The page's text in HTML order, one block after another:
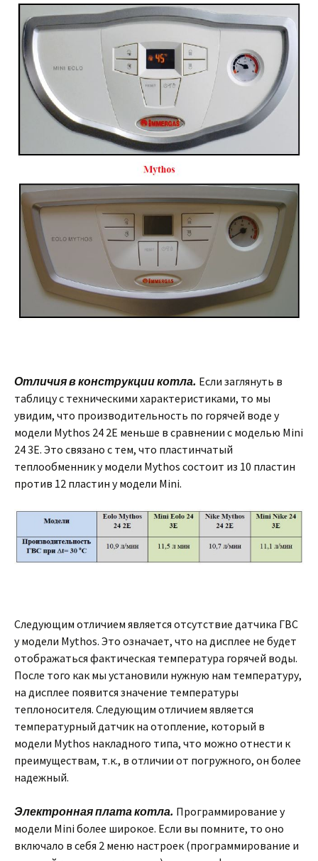
Отличия в конструкции котла. Если заглянуть в
таблицу с техническими характеристиками, то мы
увидим, что производительность по горячей воде у
модели Mythos 24 2E меньше в сравнении с моделью Mini
24 3E. Это связано с тем, что пластинчатый
теплообменник у модели Mythos состоит из 10 пластин
против 12 пластин у модели Mini.
Следующим отличием является отсутствие датчика ГВС
у модели Mythos. Это означает, что на дисплее не будет
отображаться фактическая температура горячей воды.
После того как мы установили нужную нам температуру,
на дисплее появится значение температуры
теплоносителя. Следующим отличием является
температурный датчик на отопление, который в
модели Mythos накладного типа, что можно отнести к
преимуществам, т.к., в отличии от погружного, он более
надежный.
Электронная плата котла. Программирование у
модели Mini более широкое. Если вы помните, то оно
включало в себя 2 меню настроек (программирование и